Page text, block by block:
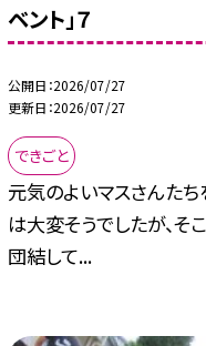
ベント」７
公開日 2026/07/27
更新日 2026/07/27
できごと
元気のよいマスさんた
は大変そうでしたが、
団結して...